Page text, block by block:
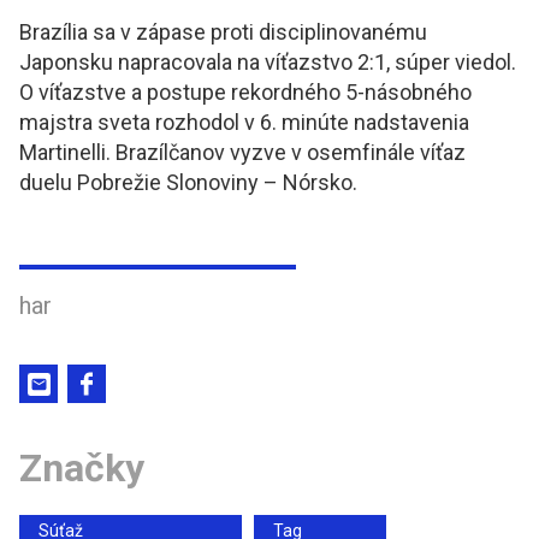
Brazília sa v zápase proti disciplinovanému
Japonsku napracovala na víťazstvo 2:1, súper viedol.
O víťazstve a postupe rekordného 5-násobného
majstra sveta rozhodol v 6. minúte nadstavenia
Martinelli. Brazílčanov vyzve v osemfinále víťaz
duelu Pobrežie Slonoviny – Nórsko.
har
Značky
Súťaž Tag